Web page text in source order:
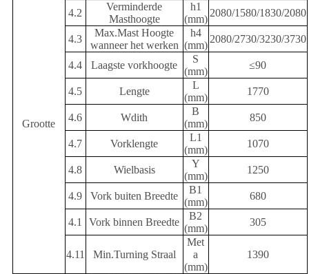
Grootte
4.2
Verminderde
Masthoogte
h1
(mm)
2080/1580/1830/2080
4.3
Max.Mast Hoogte
wanneer het werken
h4
(mm)
2080/2730/3230/3730
4.4 Laagste vorkhoogte
S
(mm)
≤90
4.5 Lengte
L
(mm)
1770
4.6 Wdith
B
(mm)
850
4.7 Vorklengte
L1
(mm)
1070
4.8 Wielbasis
Y
(mm)
1250
4.9 Vork buiten Breedte
B1
(mm)
680
4.1 Vork binnen Breedte
B2
(mm)
305
4.11 Min.Turning Straal
Met
a
(mm)
1390